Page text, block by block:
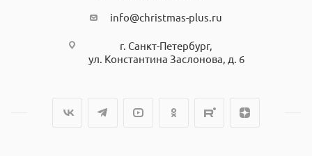
info@christmas-plus.ru
г. Санкт-Петербург,
ул. Константина Заслонова, д. 6